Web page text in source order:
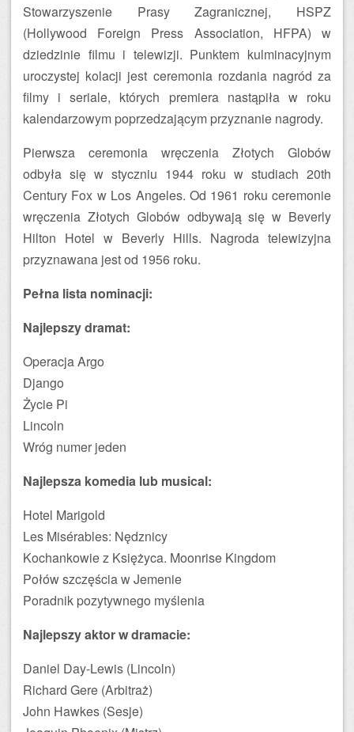
Stowarzyszenie Prasy Zagranicznej, HSPZ
(Hollywood Foreign Press Association, HFPA) w
dziedzinie filmu i telewizji. Punktem kulminacyjnym
uroczystej kolacji jest ceremonia rozdania nagród za
filmy i seriale, których premiera nastąpiła w roku
kalendarzowym poprzedzającym przyznanie nagrody.
Pierwsza ceremonia wręczenia Złotych Globów
odbyła się w styczniu 1944 roku w studiach 20th
Century Fox w Los Angeles. Od 1961 roku ceremonie
wręczenia Złotych Globów odbywają się w Beverly
Hilton Hotel w Beverly Hills. Nagroda telewizyjna
przyznawana jest od 1956 roku.
Pełna lista nominacji:
Najlepszy dramat:
Operacja Argo
Django
Życie Pi
Lincoln
Wróg numer jeden
Najlepsza komedia lub musical:
Hotel Marigold
Les Misérables: Nędznicy
Kochankowie z Księżyca. Moonrise Kingdom
Połów szczęścia w Jemenie
Poradnik pozytywnego myślenia
Najlepszy aktor w dramacie:
Daniel Day-Lewis (Lincoln)
Richard Gere (Arbitraż)
John Hawkes (Sesje)